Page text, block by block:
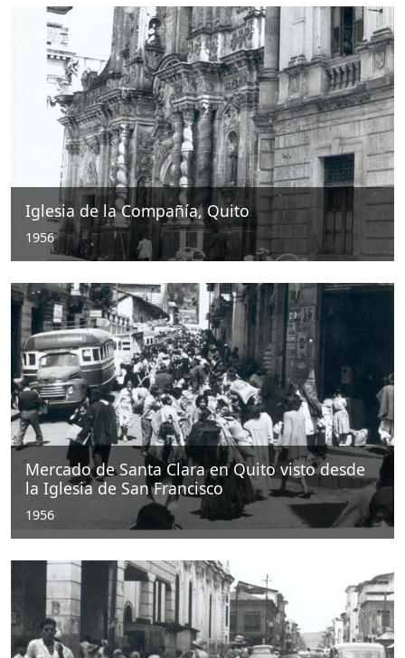
Iglesia de la Compañía, Quito
1956
Mercado de Santa Clara en Quito visto desde
la Iglesia de San Francisco
1956